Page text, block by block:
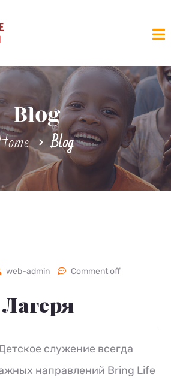
Blog
Blog
web-admin Comment off
служение всегда
направлений Bring Life